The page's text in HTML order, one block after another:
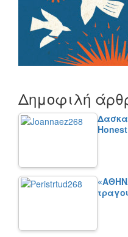
Δημοφιλή